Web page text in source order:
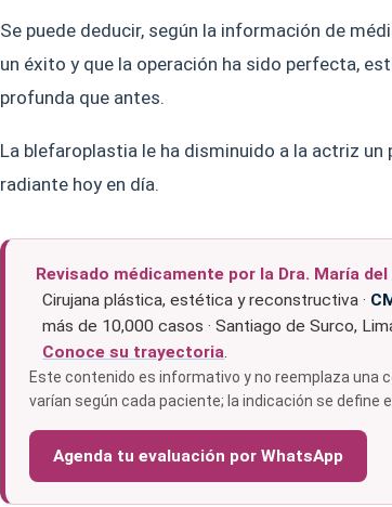
Se puede deducir, según la información de
un éxito y que la operación ha sido perfecta,
profunda que antes.
La blefaroplastia le ha disminuido a la actriz
radiante hoy en día.
Revisado médicamente por la Dra. María
Cirujana plástica, estética y reconstructiva ·
más de 10,000 casos · Santiago de Surco,
Conoce su trayectoria.
Este contenido es informativo y no reemplaza una
varían según cada paciente; la indicación se define
Agenda tu evaluación por WhatsApp